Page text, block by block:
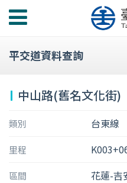
功
選
平交道資料查詢
中山路(舊名文化街)
類別 台東線
里程
區間 花蓮-吉